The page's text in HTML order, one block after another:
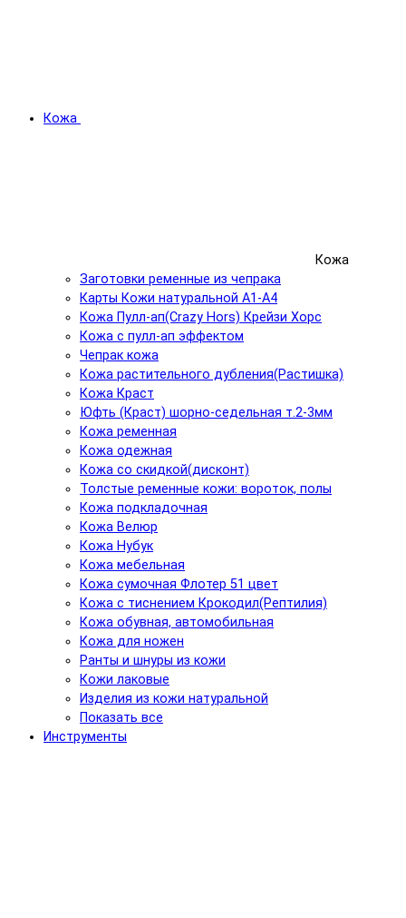
Кожа
Кожа
Заготовки ременные из чепрака
Карты Кожи натуральной А1-А4
Кожа Пулл-ап(Crazy Hors) Крейзи Хорс
Кожа с пулл-ап эффектом
Чепрак кожа
Кожа растительного дубления(Растишка)
Кожа Краст
Юфть (Краст) шорно-седельная т.2-3мм
Кожа ременная
Кожа одежная
Кожа со скидкой(дисконт)
Толстые ременные кожи: вороток, полы
Кожа подкладочная
Кожа Велюр
Кожа Нубук
Кожа мебельная
Кожа сумочная Флотер 51 цвет
Кожа с тиснением Крокодил(Рептилия)
Кожа обувная, автомобильная
Кожа для ножен
Ранты и шнуры из кожи
Кожи лаковые
Изделия из кожи натуральной
Показать все
Инструменты